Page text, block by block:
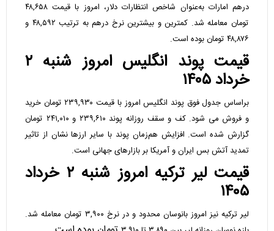
درهم امارات به‌عنوان شاخص انتظارات دلار، امروز با قیمت ۴۸,۶۵۸
تومان معامله شد. کمترین و بیشترین نرخ درهم به ترتیب ۴۸,۵۹۲ و
۴۸,۸۷۶ تومان بوده است.
قیمت پوند انگلیس امروز شنبه ۲
خرداد ۱۴۰۵
براساس جدول فوق پوند انگلیس امروز با قیمت ۲۳۹,۹۳۰ تومان خرید
و فروش می شود. کف و سقف روزانه پوند ۲۳۹,۶۱۰ و ۲۴۱,۰۱۰ تومان
گزارش شده است. افزایش هم‌زمان پوند با سایر ارزها نشان از تاثیر
تمدید آتش بس ایران و آمریکا بر بازارهای جهانی است.
قیمت لیر ترکیه امروز شنبه ۲ خرداد
۱۴۰۵
لیر ترکیه نیز امروز بانوسان محدود و در نرخ ۳,۹۰۰ تومان معامله شد.